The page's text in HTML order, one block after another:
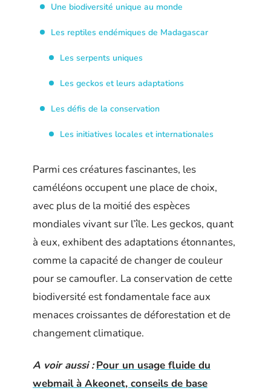
Une biodiversité unique au monde
Les reptiles endémiques de Madagascar
Les serpents uniques
Les geckos et leurs adaptations
Les défis de la conservation
Les initiatives locales et internationales
Parmi ces créatures fascinantes, les
caméléons occupent une place de choix,
avec plus de la moitié des espèces
mondiales vivant sur l’île. Les geckos, quant
à eux, exhibent des adaptations étonnantes,
comme la capacité de changer de couleur
pour se camoufler. La conservation de cette
biodiversité est fondamentale face aux
menaces croissantes de déforestation et de
changement climatique.
A voir aussi : Pour un usage fluide du
webmail à Akeonet, conseils de base